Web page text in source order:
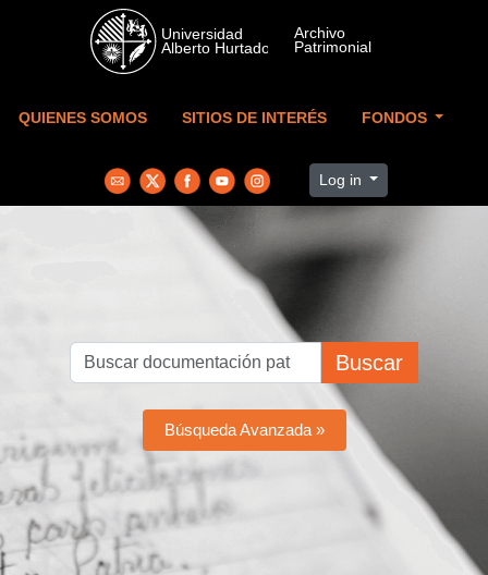
Skip to main content
QUIENES SOMOS SITIOS DE INTERÉS FONDOS
Log in
Buscar
Búsqueda Avanzada »